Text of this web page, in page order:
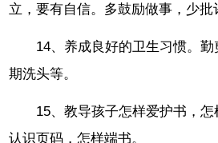
立，要有自信。多鼓励做事，少批
14、养成良好的卫生习惯。
期洗头等。
15、教导孩子怎样爱护书，
认识页码，怎样端书。